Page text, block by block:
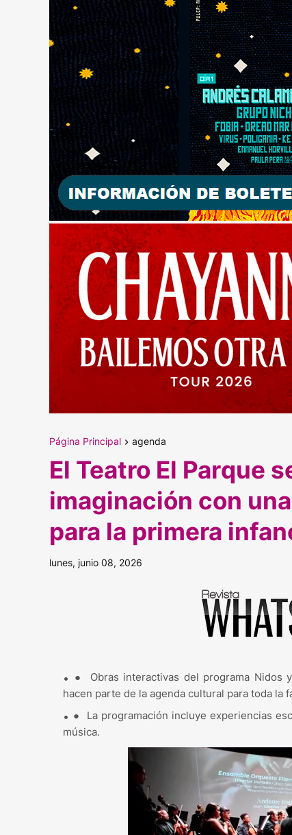
Página Principal agenda
El Teatro El Parque
imaginación con
para la primera
lunes, junio 08, 2026
●
Obras interactivas del programa Nidos
hacen parte de la agenda cultural para toda la
●
La programación incluye experiencias
música.